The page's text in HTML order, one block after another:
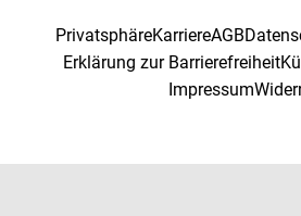
PrivatsphäreKarriereAGB
Erklärung zur Barrierefreiheit
Impressum